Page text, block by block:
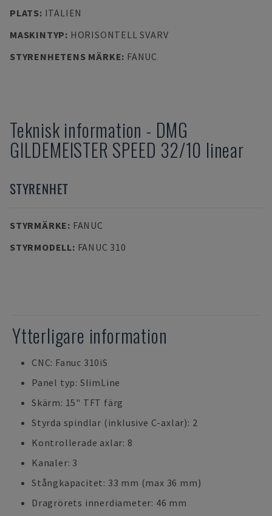
PLATS: ITALIEN
MASKINTYP: HORISONTELL SVARV
STYRENHETENS MÄRKE: FANUC
Teknisk information - DMG
GILDEMEISTER SPEED 32/10 linear
STYRENHET
STYRMÄRKE: FANUC
STYRMODELL: FANUC 310
Ytterligare information
CNC: Fanuc 310iS
Panel typ: SlimLine
Skärm: 15" TFT färg
Styrda spindlar (inklusive C-axlar): 2
Kontrollerade axlar: 8
Kanaler: 3
Stångkapacitet: 33 mm (max 36 mm)
Dragrörets innerdiameter: 46 mm